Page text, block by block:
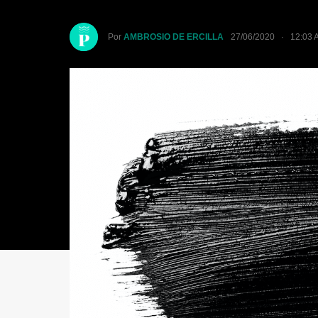
Por AMBROSIO DE ERCILLA 27/06/2020 · 12:03